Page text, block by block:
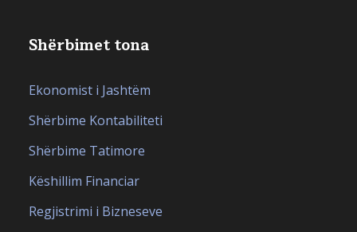
Shërbimet tona
Ekonomist i Jashtëm
Shërbime Kontabiliteti
Shërbime Tatimore
Këshillim Financiar
Regjistrimi i Bizneseve